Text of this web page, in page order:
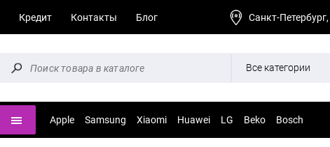
Кредит Контакты Блог Санкт-
Все категории
Apple Samsung Xiaomi Huawei LG Beko Bosch